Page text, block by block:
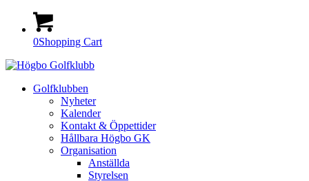
0Shopping Cart
Golfklubben
Nyheter
Kalender
Kontakt & Öppettider
Hållbara Högbo GK
Organisation
Anställda
Styrelsen